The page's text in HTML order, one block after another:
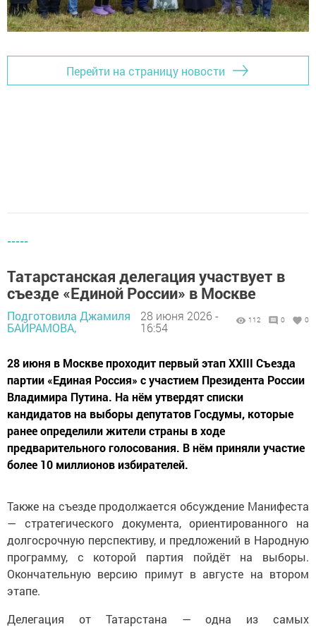
Перейти на страницу новости
-----
Татарстанская делегация участвует в
съезде «Единой России» в Москве
Подготовила Джамиля
БАЙРАМОВА,
28 июня 2026 -
16:54
112 0 0
28 июня в Москве проходит первый этап XXIII Съезда
партии «Единая Россия» с участием Президента России
Владимира Путина. На нём утвердят списки
кандидатов на выборы депутатов Госдумы, которые
ранее определили жители страны в ходе
предварительного голосования. В нём приняли участие
более 10 миллионов избирателей.
Также на съезде продолжается обсуждение Манифеста
— стратегического документа, ориентированного на
долгосрочную перспективу, и предложений в Народную
программу, с которой партия пойдёт на выборы.
Окончательную версию примут в августе на втором
этапе.
Делегация от Татарстана — одна из самых